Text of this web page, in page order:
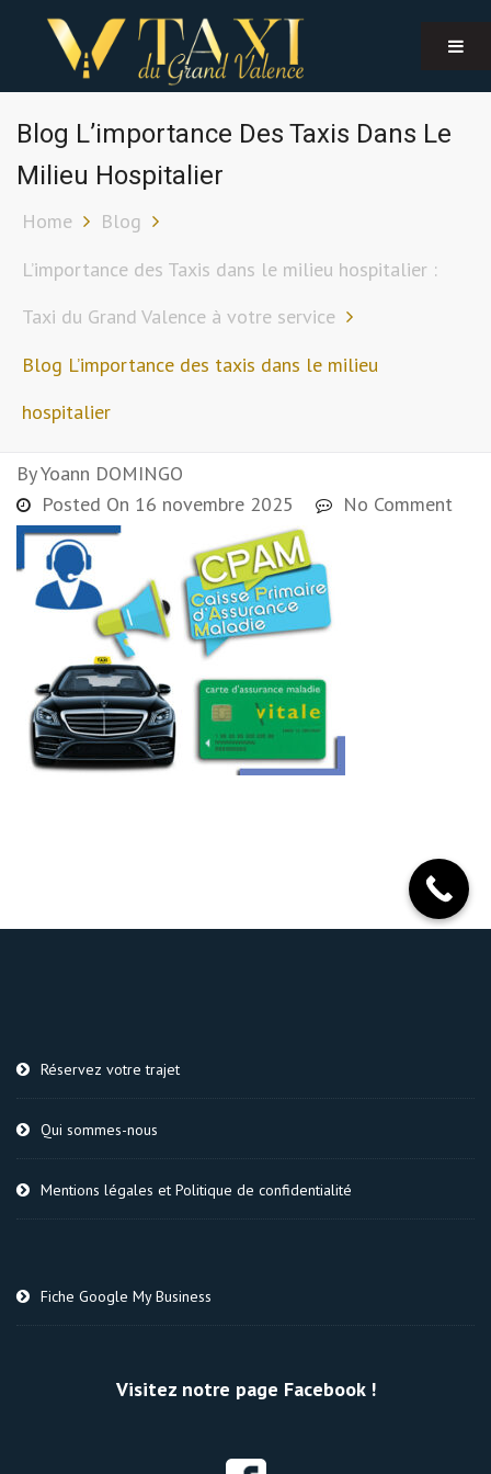
Blog L’importance Des Taxis Dans Le
Milieu Hospitalier
Home
Blog
L’importance des Taxis dans le milieu hospitalier :
Taxi du Grand Valence à votre service
Blog L’importance des taxis dans le milieu
hospitalier
ByYoann DOMINGO
Posted On 16 novembre 2025 No Comment
Réservez votre trajet
Qui sommes-nous
Mentions légales et Politique de confidentialité
Fiche Google My Business
Visitez notre page Facebook !